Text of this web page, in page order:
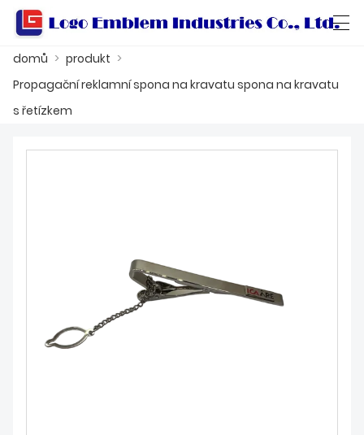
DOMŮ
PRODUKTOVÝ KATALOG
العربية বাংলা ভাষার
domů > produkt >
Propagační reklamní spona na kravatu spona na kravatu
s řetízkem